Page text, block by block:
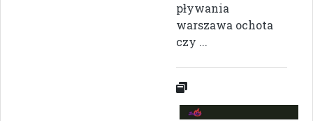
pływania
warszawa ochota
czy ...